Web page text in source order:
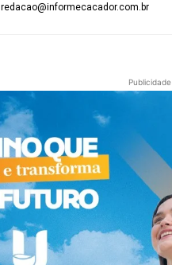
redacao@informecacador.com.br
Publicidade